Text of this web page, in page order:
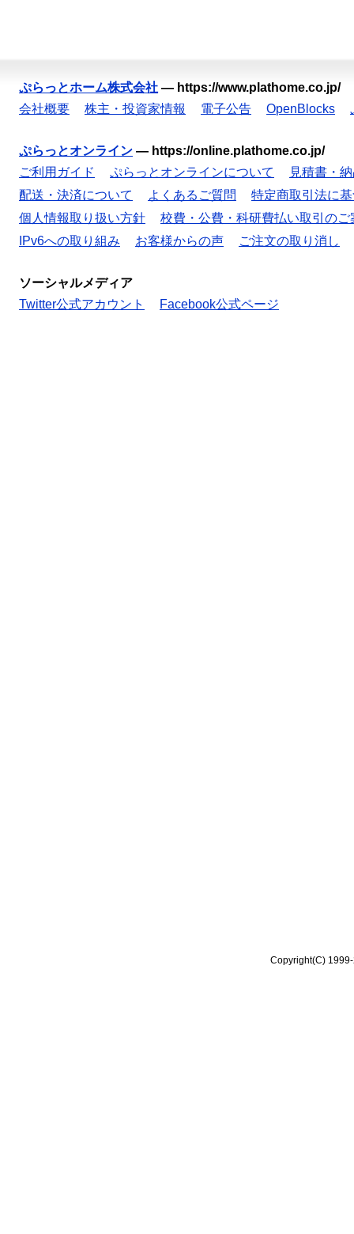
ぷらっとホーム株式会社 — https://www.plathome.co.jp/
会社概要
株主・投資家情報 電子公告 OpenBlocks
ぷらっとオンライン — https://online.plathome.co.jp/
ご利用ガイド
ぷらっとオンラインについて
見積書・
配送・決済について
よくあるご質問
特定商取引法に
個人情報取り扱い方針
校費・公費・科研費払い取引のご
IPv6への取り組み
お客様からの声 ご注文の取り消し
ソーシャルメディア
Twitter公式アカウント
Facebook公式ページ
Copyright(C)